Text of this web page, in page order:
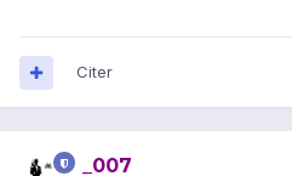
Citer
_007